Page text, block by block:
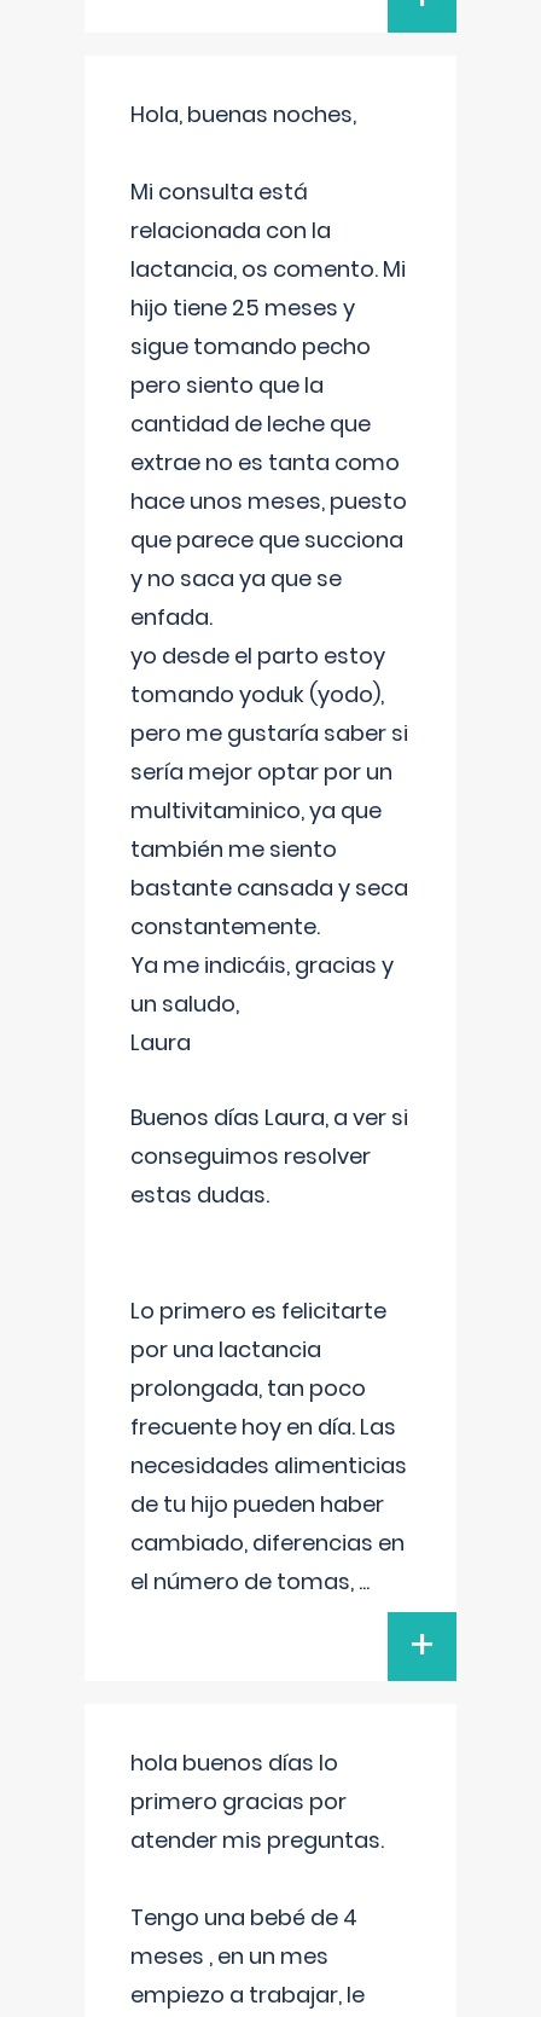
Hola, buenas noches,
Mi consulta está
relacionada con la
lactancia, os comento. Mi
hijo tiene 25 meses y
sigue tomando pecho
pero siento que la
cantidad de leche que
extrae no es tanta como
hace unos meses, puesto
que parece que succiona
y no saca ya que se
enfada.
yo desde el parto estoy
tomando yoduk (yodo),
pero me gustaría saber si
sería mejor optar por un
multivitaminico, ya que
también me siento
bastante cansada y seca
constantemente.
Ya me indicáis, gracias y
un saludo,
Laura
Buenos días Laura, a ver si
conseguimos resolver
estas dudas.
Lo primero es felicitarte
por una lactancia
prolongada, tan poco
frecuente hoy en día. Las
necesidades alimenticias
de tu hijo pueden haber
cambiado, diferencias en
el número de tomas, ...
+
hola buenos días lo
primero gracias por
atender mis preguntas.
Tengo una bebé de 4
meses , en un mes
empiezo a trabajar, le